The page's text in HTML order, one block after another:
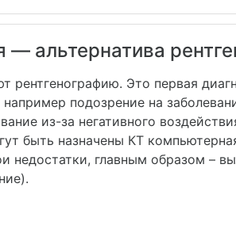
— альтернатива
рентгенографию. Это первая
подозрение на
из-за негативного
быть назначены КТ
недостатки, главным образом –